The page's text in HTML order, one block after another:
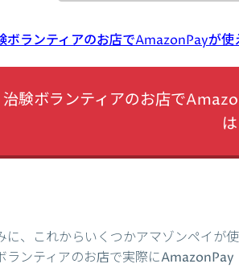
ボランティアのお店でAmazonPayが
治験ボランティアのお店で
に、これからいくつかアマゾンペイが
ランティアのお店で実際に